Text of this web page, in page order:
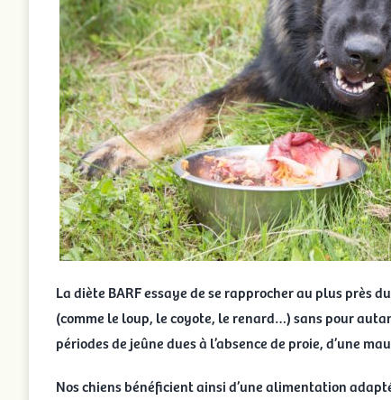
La diète BARF essaye de se rapprocher au plus près
(comme le loup, le coyote, le renard…) sans pour
périodes de jeûne dues à l’absence de proie, d’une
Nos chiens bénéficient ainsi d’une alimentation